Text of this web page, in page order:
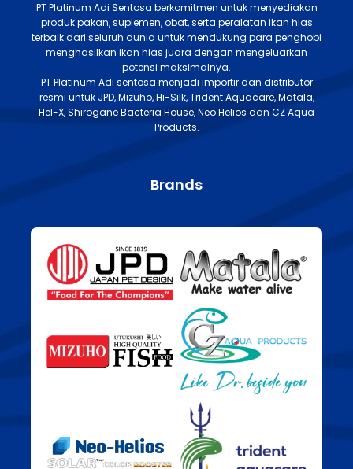
PT Platinum Adi Sentosa berkomitmen untuk menyediakan
produk pakan, suplemen, obat, serta peralatan ikan hias
terbaik dari seluruh dunia untuk mendukung para penghobi
menghasilkan ikan hias juara dengan mengeluarkan
potensi maksimalnya.
PT Platinum Adi sentosa menjadi importir dan distributor
resmi untuk JPD, Mizuho, Hi-Silk, Trident Aquacare, Matala,
Hel-X, Shirogane Bacteria House, Neo Helios dan CZ Aqua
Products.
Brands